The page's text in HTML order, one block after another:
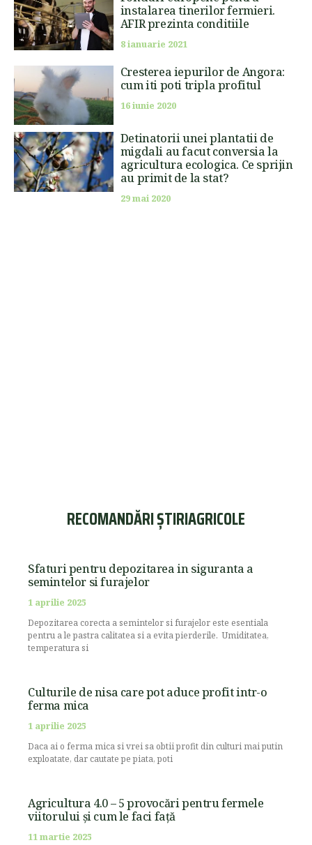
instalarea tinerilor fermieri.
AFIR prezinta conditiile
8 ianuarie 2021
Cresterea iepurilor de Angora:
cum iti poti tripla profitul
16 iunie 2020
Detinatorii unei plantatii de
migdali au facut conversia la
agricultura ecologica. Ce sprijin
au primit de la stat?
29 mai 2020
RECOMANDĂRI ȘTIRIAGRICOLE
Sfaturi pentru depozitarea in siguranta a
semintelor si furajelor
1 aprilie 2025
Depozitarea corecta a semintelor si furajelor este esentiala
pentru a le pastra calitatea si a evita pierderile. Umiditatea,
temperatura si
Culturile de nisa care pot aduce profit intr-o
ferma mica
1 aprilie 2025
Daca ai o ferma mica si vrei sa obtii profit din culturi mai putin
exploatate, dar cautate pe piata, poti
Agricultura 4.0 – 5 provocări pentru fermele
viitorului și cum le faci față
11 martie 2025